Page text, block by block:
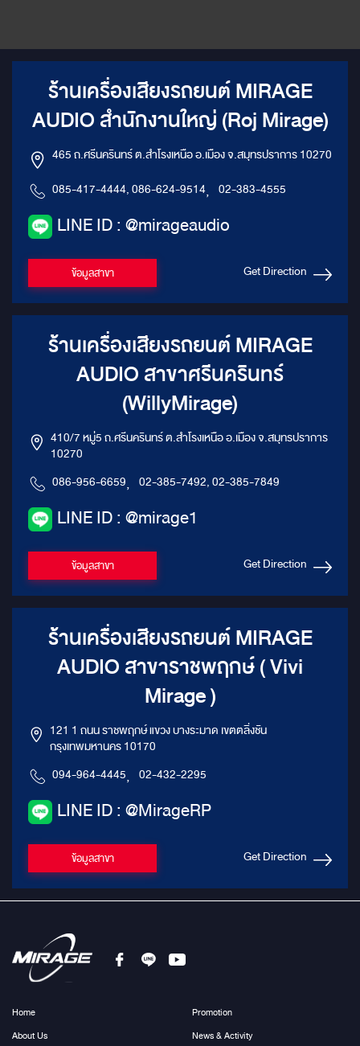
ร้านเครื่องเสียงรถยนต์ MIRAGE
AUDIO สำนักงานใหญ่ (Roj Mirage)
465 ถ.ศรีนครินทร์ ต.สำโรงเหนือ อ.เมือง จ.สมุทรปราการ 10270
085-417-4444, 086-624-9514, 02-383-4555
LINE ID : @mirageaudio
ข้อมูลสาขา Get Direction
ร้านเครื่องเสียงรถยนต์ MIRAGE
AUDIO สาขาศรีนครินทร์
(WillyMirage)
410/7 หมู่5 ถ.ศรีนครินทร์ ต.สำโรงเหนือ อ.เมือง จ.สมุทรปราการ
10270
086-956-6659, 02-385-7492, 02-385-7849
LINE ID : @mirage1
ข้อมูลสาขา Get Direction
ร้านเครื่องเสียงรถยนต์ MIRAGE
AUDIO สาขาราชพฤกษ์ ( Vivi
Mirage )
121 1 ถนน ราชพฤกษ์ แขวง บางระมาด เขตตลิ่งชัน
กรุงเทพมหานคร 10170
094-964-4445, 02-432-2295
LINE ID : @MirageRP
ข้อมูลสาขา Get Direction
Home
About Us
Promotion
News & Activity